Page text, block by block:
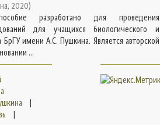
, 2020)
разработано для проведения
для учащихся биологического и
БрГУ имени А.С. Пушкина. Является авторской
...
|
|